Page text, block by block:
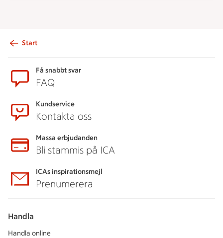
Start
Få snabbt svar
FAQ
Kundservice
Kontakta oss
Massa erbjudanden
Bli stammis på ICA
ICAs inspirationsmejl
Prenumerera
Handla
Handla online